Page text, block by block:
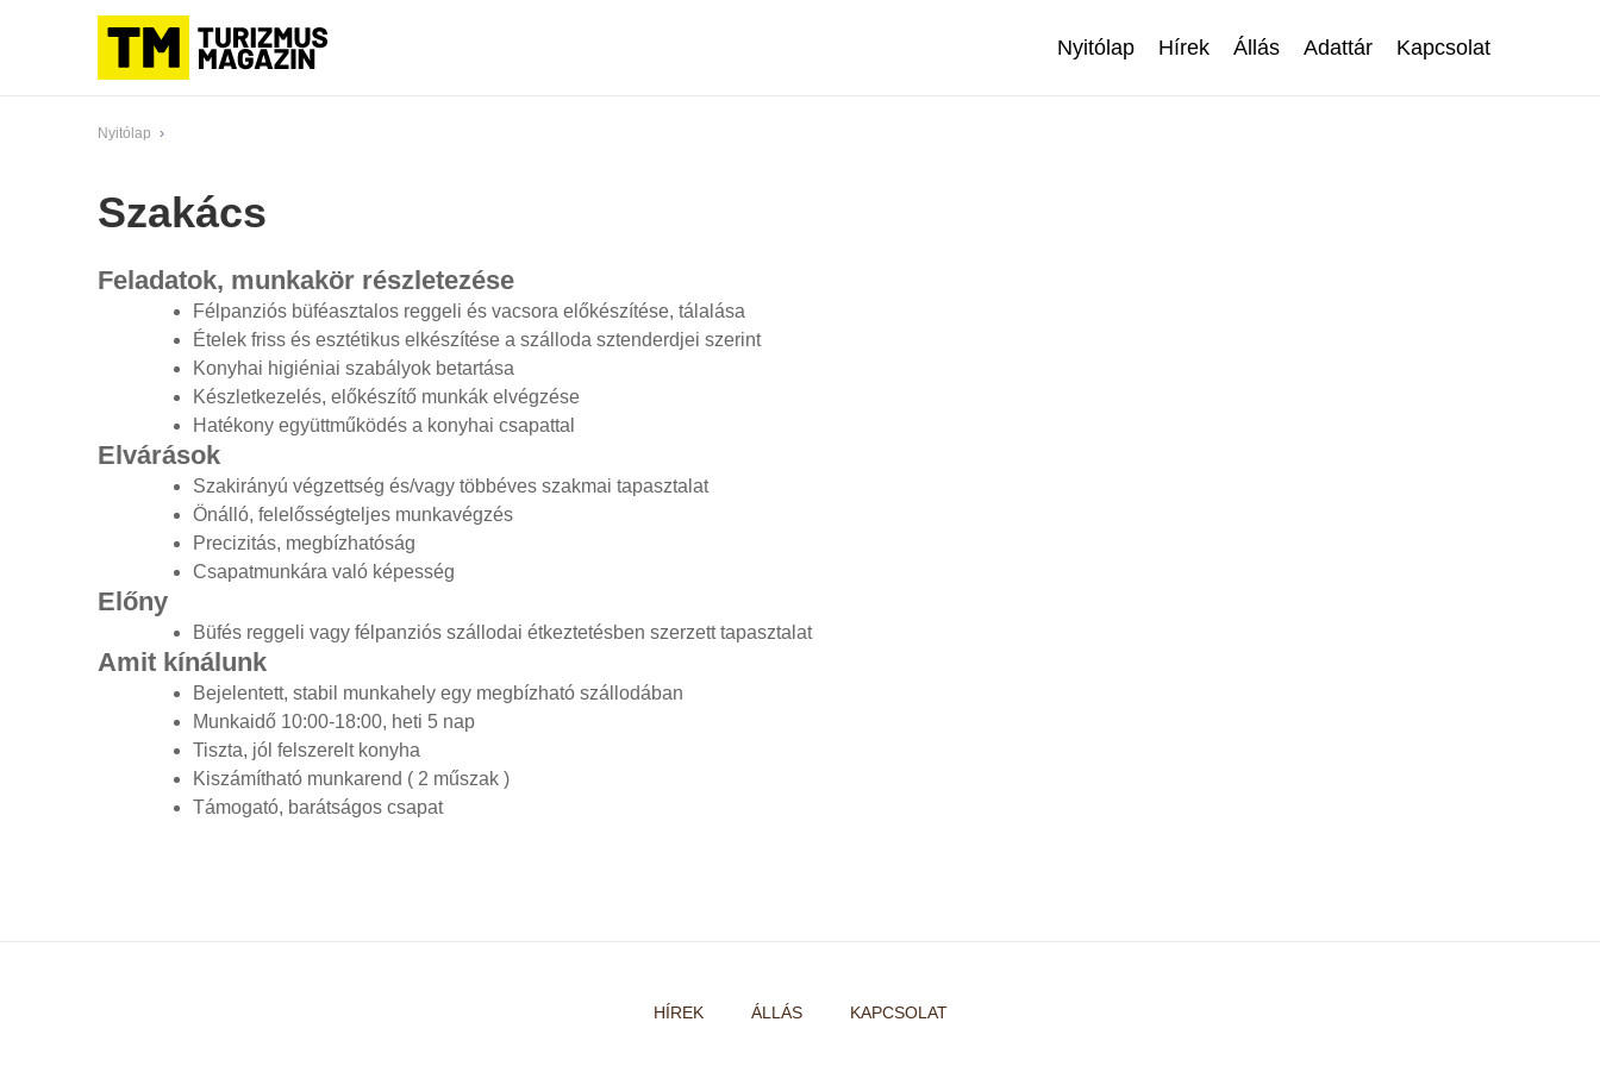
Nyitólap Hírek Állás Adattár Kapcsolat
Nyitólap ›
Szakács
Feladatok, munkakör részletezése
Félpanziós büféasztalos reggeli és vacsora előkészítése, tálalása
Ételek friss és esztétikus elkészítése a szálloda sztenderdjei szerint
Konyhai higiéniai szabályok betartása
Készletkezelés, előkészítő munkák elvégzése
Hatékony együttműködés a konyhai csapattal
Elvárások
Szakirányú végzettség és/vagy többéves szakmai tapasztalat
Önálló, felelősségteljes munkavégzés
Precizitás, megbízhatóság
Csapatmunkára való képesség
Előny
Büfés reggeli vagy félpanziós szállodai étkeztetésben szerzett tapasztalat
Amit kínálunk
Bejelentett, stabil munkahely egy megbízható szállodában
Munkaidő 10:00-18:00, heti 5 nap
Tiszta, jól felszerelt konyha
Kiszámítható munkarend ( 2 műszak )
Támogató, barátságos csapat
HÍREK ÁLLÁS KAPCSOLAT